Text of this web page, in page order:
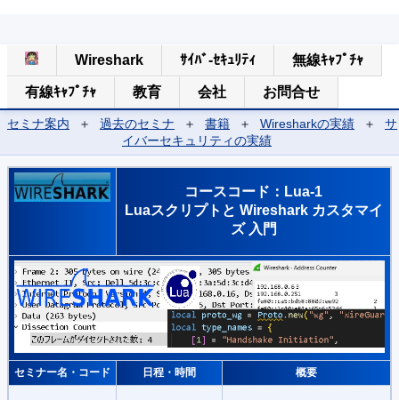
Wireshark ｻｲﾊﾞ-ｾｷｭﾘﾃｨ 無線ｷｬﾌﾟﾁｬ
有線ｷｬﾌﾟﾁｬ 教育 会社 お問合せ
セミナ案内 ＋ 過去のセミナ ＋ 書籍 ＋ Wiresharkの実績 ＋
サ
イバーセキュリティの実績
コースコード：Lua-1
Luaスクリプトと Wireshark カスタマイ
ズ 入門
セミナー名・コード 日程・時間 概要